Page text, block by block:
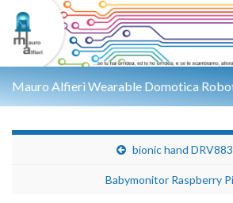
Mauro Alfieri Wearable Domotica
bionic hand
Babymonitor Raspberry Pi